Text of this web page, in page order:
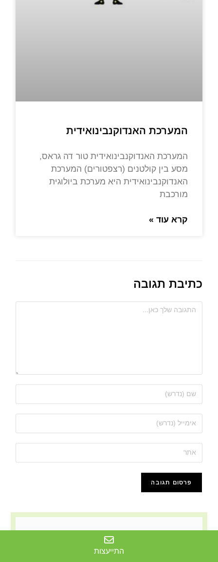
המערכת האנדוקנבינואידית
המערכת האנדוקנבינואידית טור דה גראס,
מסע בין קולטנים (רצפטורים) המערכת
האנדוקנבינואידית היא מערכת ביולוגית
מורכבת
קרא עוד »
כתיבת תגובה
התייעצות